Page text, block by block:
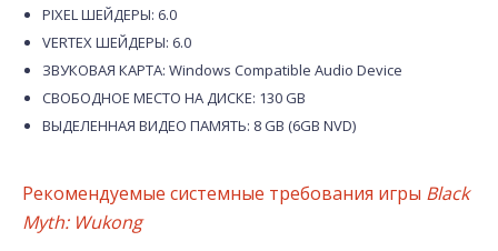
PIXEL ШЕЙДЕРЫ: 6.0
VERTEX ШЕЙДЕРЫ: 6.0
ЗВУКОВАЯ КАРТА: Windows Compatible Audio Device
СВОБОДНОЕ МЕСТО НА ДИСКЕ: 130 GB
ВЫДЕЛЕННАЯ ВИДЕО ПАМЯТЬ: 8 GB (6GB NVD)
Рекомендуемые системные требования игры Black
Myth: Wukong